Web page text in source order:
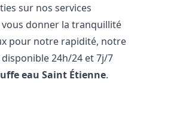
sur nos services
donner la tranquillité
pour notre rapidité, notre
24h/24 et 7j/7
eau Saint Étienne.